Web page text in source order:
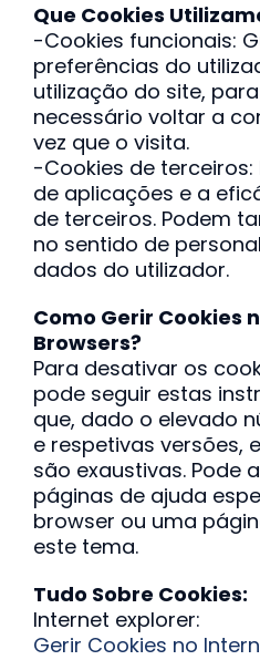
Que Cookies
-Cookies funcionais:
preferências do
utilização do site,
necessário voltar a
vez que o visita.
-Cookies de
de aplicações e a
de terceiros. Podem
no sentido de
dados do utilizador.
Como Gerir Cookies
Browsers?
Para desativar os
pode seguir estas
que, dado o elevado
e respetivas versões,
são exaustivas. Pode
páginas de ajuda
browser ou uma
este tema.
Tudo Sobre Cookies:
Internet explorer:
Gerir Cookies no